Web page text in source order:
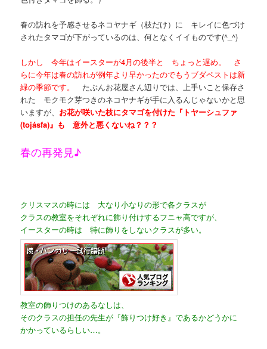
春の訪れを予感させるネコヤナギ（枝だけ）に キレイに色づけ
されたタマゴが下がっているのは、何となくイイものです(^_^)
しかし 今年はイースターが4月の後半と ちょっと遅め。 さ
らに今年は春の訪れが例年より早かったのでもうブダペストは新
緑の季節です。
たぶんお花屋さん辺りでは、上手いこと保存さ
れた モクモク芽つきのネコヤナギが手に入るんじゃないかと思
いますが、 お花が咲いた枝にタマゴを付けた『トヤーシュファ
(tojásfa)』も 意外と悪くないね？？？
春の再発見♪
クリスマスの時には 大なり小なりの形で各クラスが
クラスの教室をそれぞれに飾り付けするフニャ高ですが、
イースターの時は 特に飾りをしないクラスが多い。
教室の飾りつけのあるなしは、
そのクラスの担任の先生が『飾りつけ好き』であるかどうかに
かかっているらしい…。